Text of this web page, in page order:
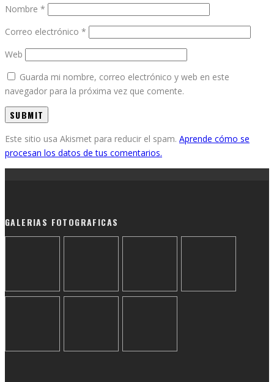
Nombre *
Correo electrónico *
Web
Guarda mi nombre, correo electrónico y web en este
navegador para la próxima vez que comente.
Este sitio usa Akismet para reducir el spam. Aprende cómo se
procesan los datos de tus comentarios.
GALERIAS FOTOGRAFICAS